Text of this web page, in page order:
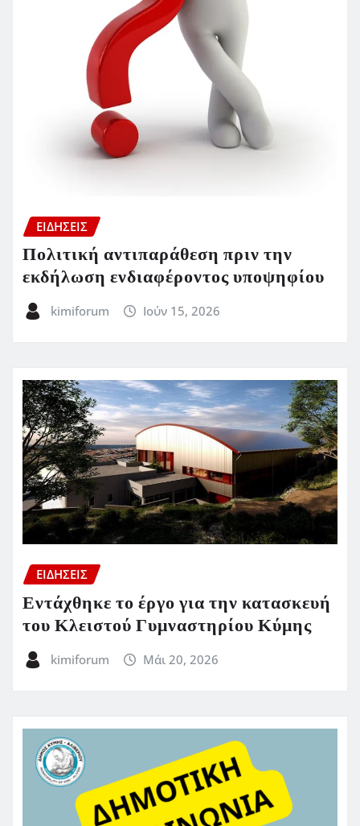
ΕΙΔΗΣΕΙΣ
Πολιτική αντιπαράθεση πριν την
εκδήλωση ενδιαφέροντος υποψηφίου
kimiforum Ιούν 15, 2026
ΕΙΔΗΣΕΙΣ
Εντάχθηκε το έργο για την κατασκευή
του Κλειστού Γυμναστηρίου Κύμης
kimiforum Μάι 20, 2026